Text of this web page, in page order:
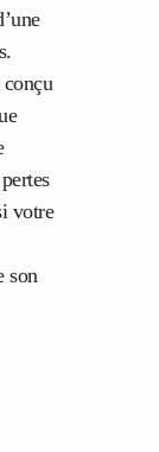
conçu
votre
son